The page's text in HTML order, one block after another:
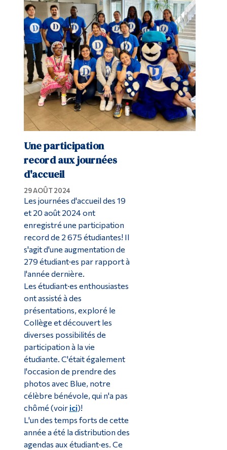
Une participation
record aux journées
d'accueil
29 AOÛT 2024
Les journées d'accueil des 19
et 20 août 2024 ont
enregistré une participation
record de 2 675 étudiantes! Il
s'agit d'une augmentation de
279 étudiant·es par rapport à
l'année dernière.
Les étudiant·es enthousiastes
ont assisté à des
présentations, exploré le
Collège et découvert les
diverses possibilités de
participation à la vie
étudiante. C'était également
l'occasion de prendre des
photos avec Blue, notre
célèbre bénévole, qui n'a pas
chômé (voir ici)!
L'un des temps forts de cette
année a été la distribution des
agendas aux étudiant·es. Ce